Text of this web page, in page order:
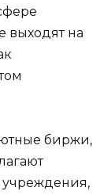
выходят на
биржи,